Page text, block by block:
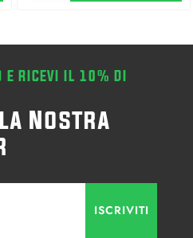
E RICEVI IL 10% DI
Nostra